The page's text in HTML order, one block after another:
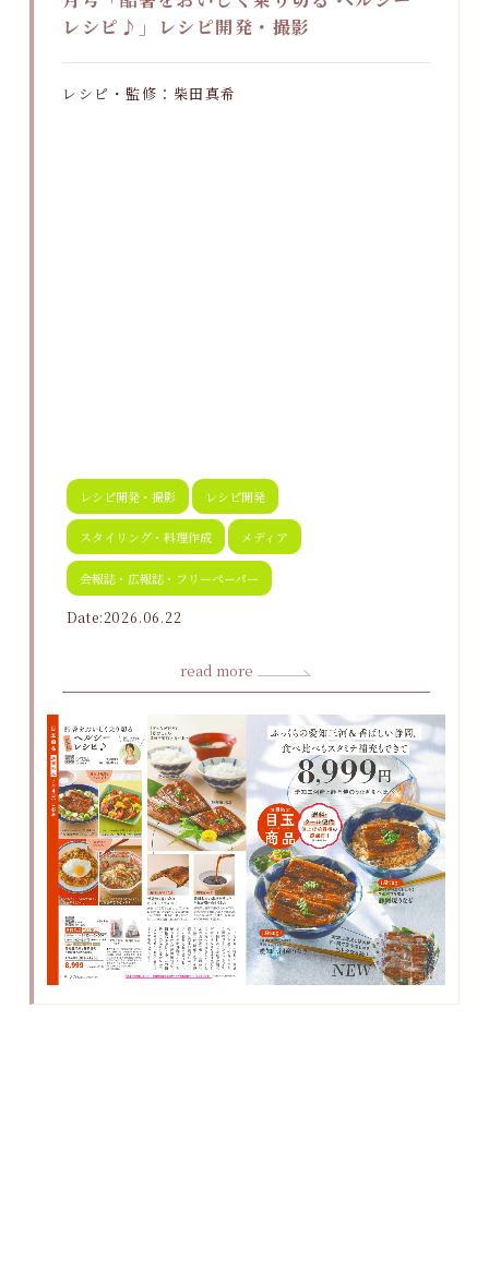
レシピ♪」レシピ開発・撮影
レシピ・監修：柴田真希
レシピ開発・撮影 レシピ開発
スタイリング・料理作成 メディア
会報誌・広報誌・フリーペーパー
Date:2026.06.22
read more